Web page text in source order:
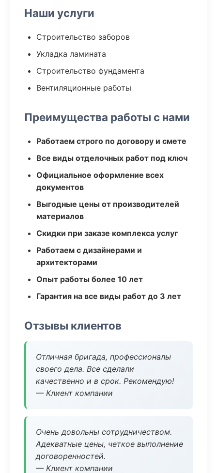
Наши услуги
Строительство заборов
Укладка ламината
Строительство фундамента
Вентиляционные работы
Преимущества работы с нами
Работаем строго по договору и смете
Все виды отделочных работ под ключ
Официальное оформление всех
документов
Выгодные цены от производителей
материалов
Скидки при заказе комплекса услуг
Работаем с дизайнерами и
архитекторами
Опыт работы более 10 лет
Гарантия на все виды работ до 3 лет
Отзывы клиентов
Отличная бригада, профессионалы
своего дела. Все сделали
качественно и в срок. Рекомендую!
— Клиент компании
Очень довольны сотрудничеством.
Адекватные цены, четкое выполнение
договоренностей.
— Клиент компании